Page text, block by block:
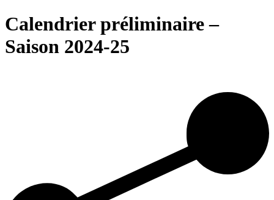
Calendrier préliminaire –
Saison 2024-25